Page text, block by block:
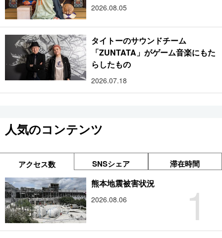
2026.08.05
タイトーのサウンドチーム
「ZUNTATA」がゲーム音楽にもた
らしたもの
2026.07.18
人気のコンテンツ
アクセス数 SNSシェア 滞在時間
1
熊本地震被害状況
2026.08.06